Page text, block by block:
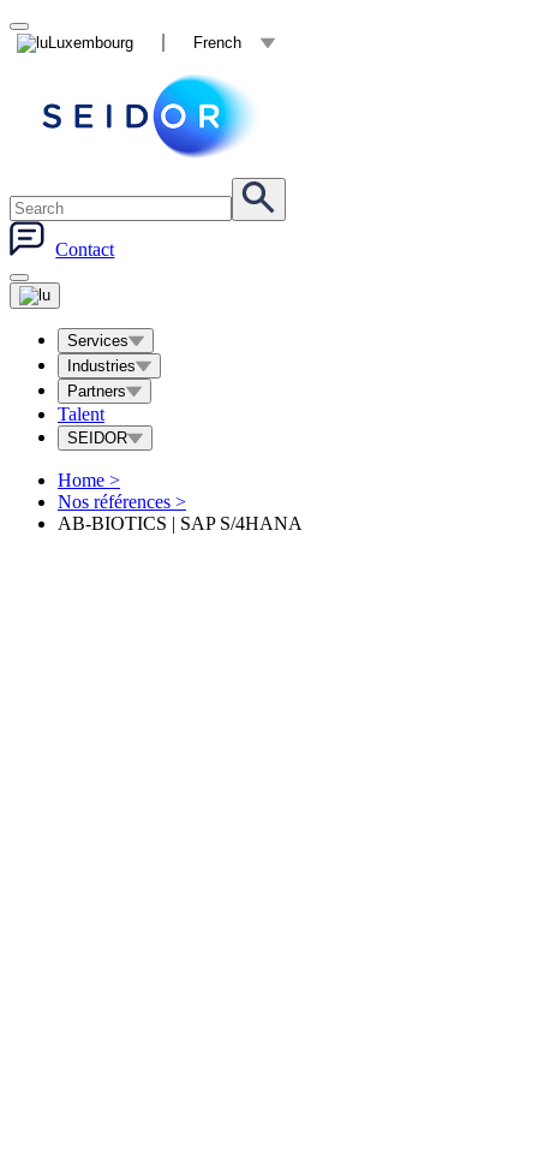
Luxembourg French
Contact
Services
Industries
Partners
Talent
SEIDOR
Home >
Nos références >
AB-BIOTICS | SAP S/4HANA